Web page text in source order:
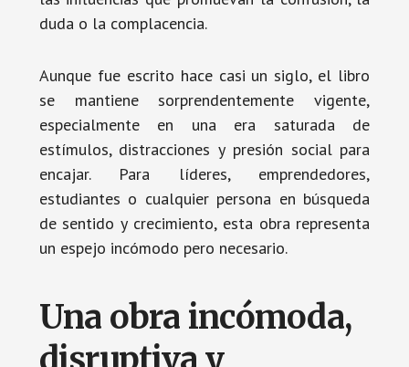
duda o la complacencia.
Aunque fue escrito hace casi un siglo, el libro
se mantiene sorprendentemente vigente,
especialmente en una era saturada de
estímulos, distracciones y presión social para
encajar. Para líderes, emprendedores,
estudiantes o cualquier persona en búsqueda
de sentido y crecimiento, esta obra representa
un espejo incómodo pero necesario.
Una obra incómoda,